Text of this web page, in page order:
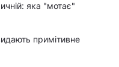
яка "мотає"
примітивне